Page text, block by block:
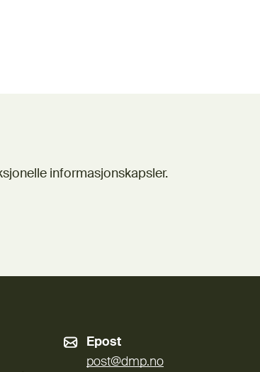
informasjonskapsler.
Epost
post@dmp.no